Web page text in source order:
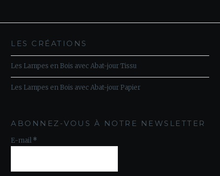
LES CRÉATIONS
Les Lampes en Bois avec Abat-jour Tissu
Les Lampes en Bois avec Abat-jour Papier
ABONNEZ-VOUS À NOTRE NEWSLETTER
E-mail *